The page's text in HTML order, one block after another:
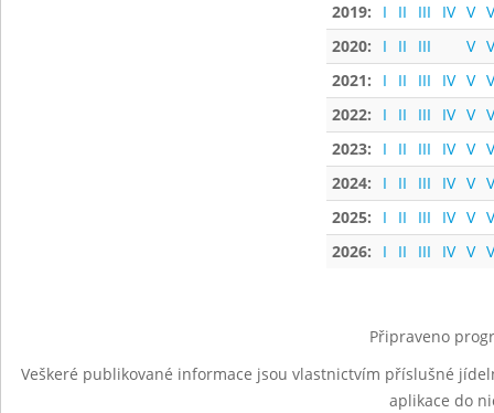
2019:
I II III IV V
2020:
I II III V
2021:
I II III IV V
2022:
I II III IV V
2023:
I II III IV V
2024:
I II III IV V
2025:
I II III IV V
2026:
I II III IV V
Připraveno
Veškeré publikované informace jsou vlastnictvím příslušné
aplikace do